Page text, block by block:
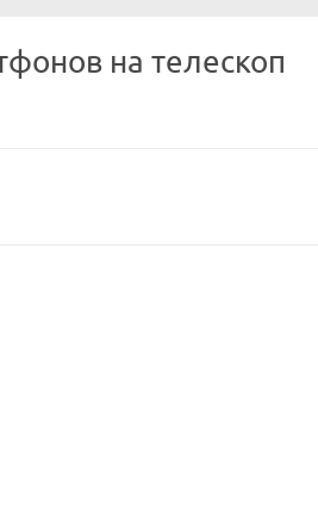
на телескоп